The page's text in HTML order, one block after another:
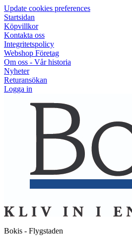
Update cookies preferences
Startsidan
Köpvillkor
Kontakta oss
Integritetspolicy
Webshop Företag
Om oss - Vår historia
Nyheter
Returansökan
Logga in
Bokis - Flygstaden